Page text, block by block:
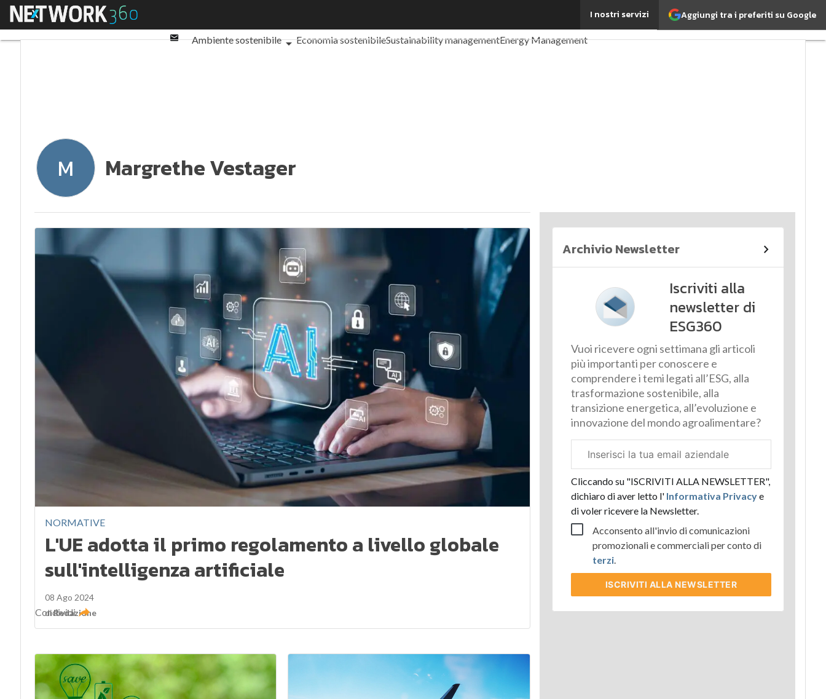
Aggiungi tra i preferiti su Google
I nostri servizi
Menu
Email
Sostenibilità: perché è importante?
Ambiente sostenibile
Economia sostenibileSustainability managementEnergy Management
M Margrethe Vestager
NORMATIVE
L'UE adotta il primo regolamento a livello globale
sull'intelligenza artificiale
08 Ago 2024
diRedazione
Condividi
Archivio Newsletter
Iscriviti alla
newsletter di
ESG360
Vuoi ricevere ogni settimana gli articoli
più importanti per conoscere e
comprendere i temi legati all’ESG, alla
trasformazione sostenibile, alla
transizione energetica, all’evoluzione e
innovazione del mondo agroalimentare?
aziendale
Cliccando su "ISCRIVITI ALLA NEWSLETTER",
dichiaro di aver letto l'Informativa Privacye
di voler ricevere la Newsletter.
Acconsento all'invio di comunicazioni
promozionali e commerciali per conto di
terzi.
ISCRIVITI ALLA NEWSLETTER